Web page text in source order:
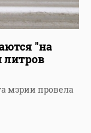
"на
литров
мэрии провела